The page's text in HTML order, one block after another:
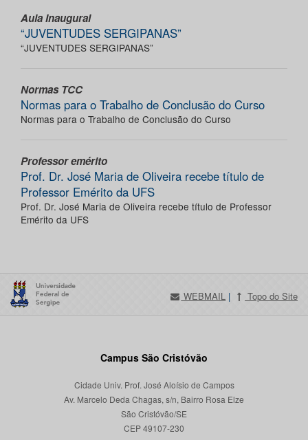
Aula Inaugural
“JUVENTUDES SERGIPANAS”
“JUVENTUDES SERGIPANAS”
Normas TCC
Normas para o Trabalho de Conclusão do Curso
Normas para o Trabalho de Conclusão do Curso
Professor emérito
Prof. Dr. José Maria de Oliveira recebe título de
Professor Emérito da UFS
Prof. Dr. José Maria de Oliveira recebe título de Professor
Emérito da UFS
WEBMAIL | Topo do Site
Campus São Cristóvão
Cidade Univ. Prof. José Aloísio de Campos
Av. Marcelo Deda Chagas, s/n, Bairro Rosa Elze
São Cristóvão/SE
CEP 49107-230